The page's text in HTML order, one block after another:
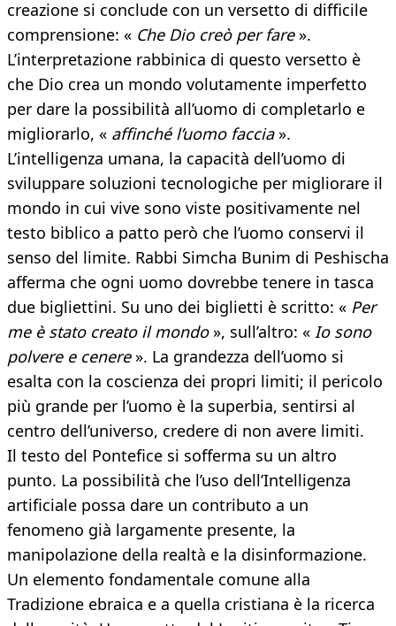
creazione si conclude con un versetto di difficile
comprensione: « Che Dio creò per fare».
L’interpretazione rabbinica di questo versetto è
che Dio crea un mondo volutamente imperfetto
per dare la possibilità all’uomo di completarlo e
migliorarlo, « affinché l’uomo faccia».
L’intelligenza umana, la capacità dell’uomo di
sviluppare soluzioni tecnologiche per migliorare il
mondo in cui vive sono viste positivamente nel
testo biblico a patto però che l’uomo conservi il
senso del limite. Rabbi Simcha Bunim di Peshischa
afferma che ogni uomo dovrebbe tenere in tasca
due bigliettini. Su uno dei biglietti è scritto: « Per
me è stato creato il mondo», sull’altro: « Io sono
polvere e cenere». La grandezza dell’uomo si
esalta con la coscienza dei propri limiti; il pericolo
più grande per l’uomo è la superbia, sentirsi al
centro dell’universo, credere di non avere limiti.
Il testo del Pontefice si sofferma su un altro
punto. La possibilità che l’uso dell’Intelligenza
artificiale possa dare un contributo a un
fenomeno già largamente presente, la
manipolazione della realtà e la disinformazione.
Un elemento fondamentale comune alla
Tradizione ebraica e a quella cristiana è la ricerca